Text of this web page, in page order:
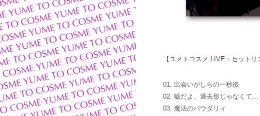
【ユメトコスメ LIVE：セットリ
01. 出会いがしらの一秒後
02. 嘘だよ、過去形じゃなくて…
03. 魔法のパウダリィ